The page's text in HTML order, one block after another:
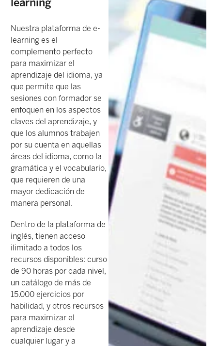
Nuestra plataforma de e-
learning es el
complemento perfecto
para maximizar el
aprendizaje del idioma, ya
que permite que las
sesiones con formador se
enfoquen en los aspectos
claves del aprendizaje, y
que los alumnos trabajen
por su cuenta en aquellas
áreas del idioma, como la
gramática y el vocabulario,
que requieren de una
mayor dedicación de
manera personal.
Dentro de la plataforma de
inglés, tienen acceso
ilimitado a todos los
recursos disponibles: curso
de 90 horas por cada nivel,
un catálogo de más de
15.000 ejercicios por
habilidad, y otros recursos
para maximizar el
aprendizaje desde
cualquier lugar y a